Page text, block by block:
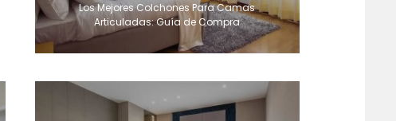
Los Mejores Colchones Para Camas
Articuladas: Guía de Compra